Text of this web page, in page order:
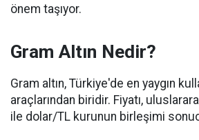
önem taşıyor.
Gram Altın Nedir?
Gram altın, Türkiye'de en yaygın
araçlarından biridir. Fiyatı,
ile dolar/TL kurunun birleşimi